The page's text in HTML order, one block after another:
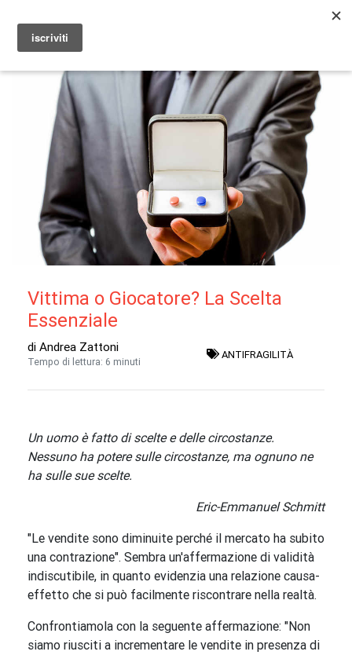
ANTIFRAGILITY
Vittima o Giocatore? La Scelta
Essenziale
di Andrea Zattoni
Tempo di lettura: 6 minuti
ANTIFRAGILITÀ
Un uomo è fatto di scelte e delle circostanze.
Nessuno ha potere sulle circostanze, ma ognuno ne
ha sulle sue scelte.
Eric-Emmanuel Schmitt
"Le vendite sono diminuite perché il mercato ha subito
una contrazione". Sembra un'affermazione di validità
indiscutibile, in quanto evidenzia una relazione causa-
effetto che si può facilmente riscontrare nella realtà.
Confrontiamola con la seguente affermazione: "Non
siamo riusciti a incrementare le vendite in presenza di